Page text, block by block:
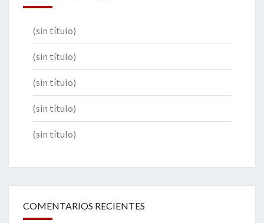
(sin título)
(sin título)
(sin título)
(sin título)
(sin título)
COMENTARIOS RECIENTES